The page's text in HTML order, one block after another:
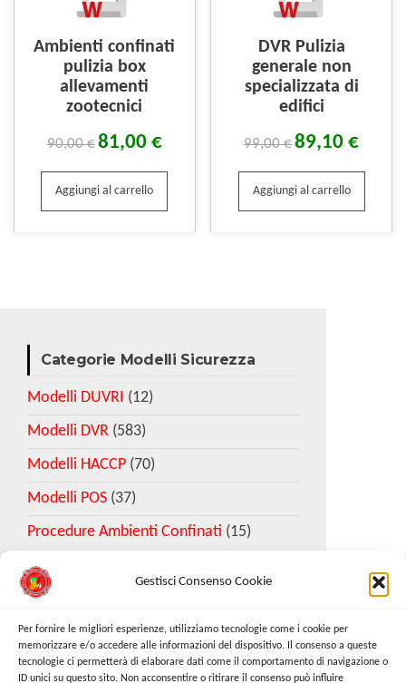
Gestisci Consenso Cookie
Per fornire le migliori esperienze, utilizziamo tecnologie come i cookie per
memorizzare e/o accedere alle informazioni del dispositivo. Il consenso a queste
tecnologie ci permetterà di elaborare dati come il comportamento di navigazione o
ID unici su questo sito. Non acconsentire o ritirare il consenso può influire
Ambienti confinati
pulizia box
allevamenti
zootecnici
90,00€81,00 €
Aggiungi al carrello
DVR Pulizia
generale non
specializzata di
edifici
99,00€89,10€
Aggiungi al carrello
Categorie Modelli Sicurezza
Modelli DUVRI (12)
Modelli DVR (583)
Modelli HACCP (70)
Modelli POS (37)
Procedure Ambienti Confinati (15)
Richiedi Modello